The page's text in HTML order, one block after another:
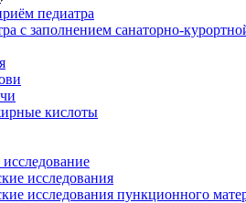
педиатра
с заполнением санаторно-
кислоты
исследование
исследования
исследования пункционного